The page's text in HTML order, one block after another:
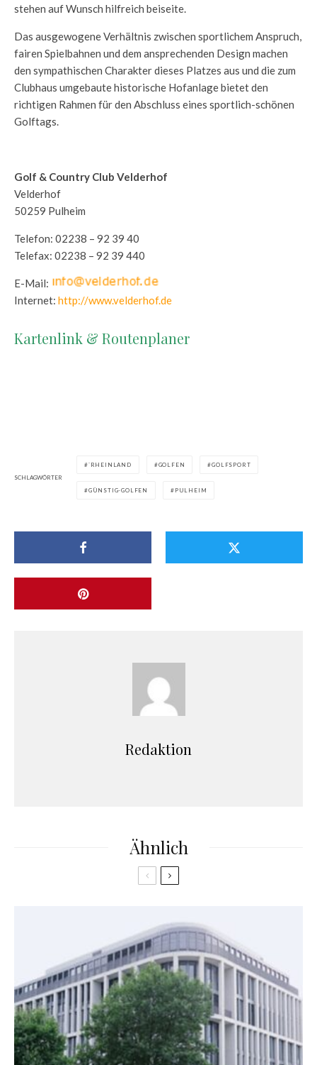
stehen auf Wunsch hilfreich beiseite.
Das ausgewogene Verhältnis zwischen sportlichem Anspruch,
fairen Spielbahnen und dem ansprechenden Design machen
den sympathischen Charakter dieses Platzes aus und die zum
Clubhaus umgebaute historische Hofanlage bietet den
richtigen Rahmen für den Abschluss eines sportlich-schönen
Golftags.
Golf & Country Club Velderhof
Velderhof
50259 Pulheim
Telefon: 02238 – 92 39 40
Telefax: 02238 – 92 39 440
E-Mail:
Internet: http://www.velderhof.de
Kartenlink & Routenplaner
SCHLAGWÖRTER
`RHEINLAND GOLFEN GOLFSPORT
GÜNSTIG-GOLFEN PULHEIM
Redaktion
Ähnlich